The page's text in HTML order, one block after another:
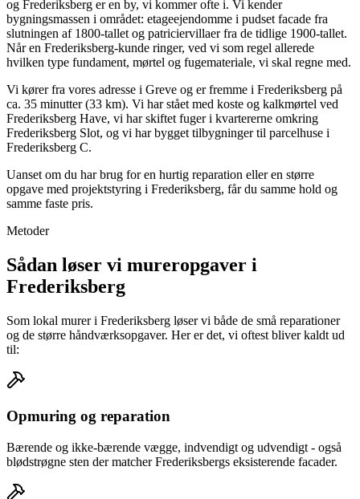
og Frederiksberg er en by, vi kommer ofte i. Vi kender
bygningsmassen i området: etageejendomme i pudset facade fra
slutningen af 1800-tallet og patriciervillaer fra de tidlige 1900-tallet.
Når en Frederiksberg-kunde ringer, ved vi som regel allerede
hvilken type fundament, mørtel og fugemateriale, vi skal regne med.
Vi kører fra vores adresse i Greve og er fremme i Frederiksberg på
ca. 35 minutter (33 km). Vi har stået med koste og kalkmørtel ved
Frederiksberg Have, vi har skiftet fuger i kvartererne omkring
Frederiksberg Slot, og vi har bygget tilbygninger til parcelhuse i
Frederiksberg C.
Uanset om du har brug for en hurtig reparation eller en større
opgave med projektstyring i Frederiksberg, får du samme hold og
samme faste pris.
Metoder
Sådan løser vi mureropgaver i
Frederiksberg
Som lokal murer i Frederiksberg løser vi både de små reparationer
og de større håndværksopgaver. Her er det, vi oftest bliver kaldt ud
til:
Opmuring og reparation
Bærende og ikke-bærende vægge, indvendigt og udvendigt - også
blødstrøgne sten der matcher Frederiksbergs eksisterende facader.